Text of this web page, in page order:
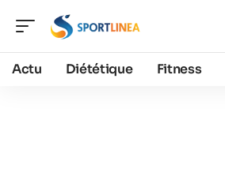
Actu Diététique Fitness